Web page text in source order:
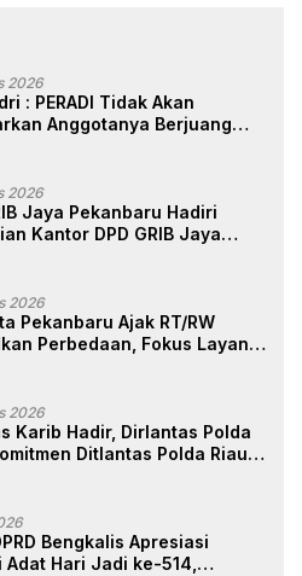
2026
: PERADI Tidak Akan
Anggotanya Berjuang
2026
Jaya Pekanbaru Hadiri
Kantor DPD GRIB Jaya
2026
Pekanbaru Ajak RT/RW
Perbedaan, Fokus Layani
2026
Karib Hadir, Dirlantas Polda
Ditlantas Polda Riau
Bengkalis Apresiasi
Adat Hari Jadi ke-514,